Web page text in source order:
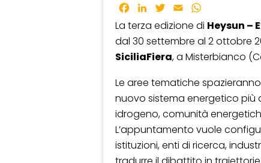
Facebook
LinkedInTwitter
Email
La terza edizione di Heysun –
dal 30 settembre al 2 ottobre
SiciliaFiera, a Misterbianco
Le aree tematiche
nuovo sistema energetico
idrogeno, comunità
L’appuntamento vuole
istituzioni, enti di ricerca,